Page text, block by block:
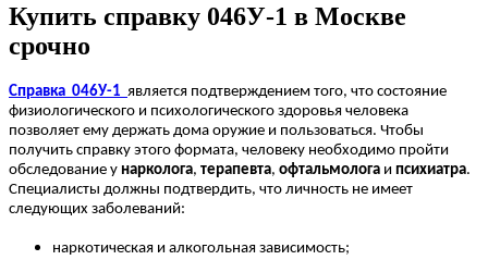
Купить справку 046У-1 в Москве
срочно
Справка 046У-1 является подтверждением того, что состояние
физиологического и психологического здоровья человека
позволяет ему держать дома оружие и пользоваться. Чтобы
получить справку этого формата, человеку необходимо пройти
обследование у нарколога, терапевта, офтальмолога и психиатра.
Специалисты должны подтвердить, что личность не имеет
следующих заболеваний:
наркотическая и алкогольная зависимость;